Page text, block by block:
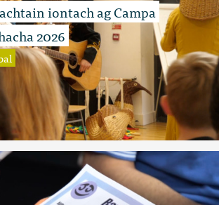
iontach ag Campa
2026